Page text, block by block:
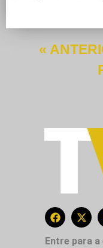
«
Entre para a